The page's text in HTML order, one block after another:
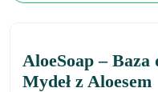
AloeSoap –
Mydeł z Aloesem